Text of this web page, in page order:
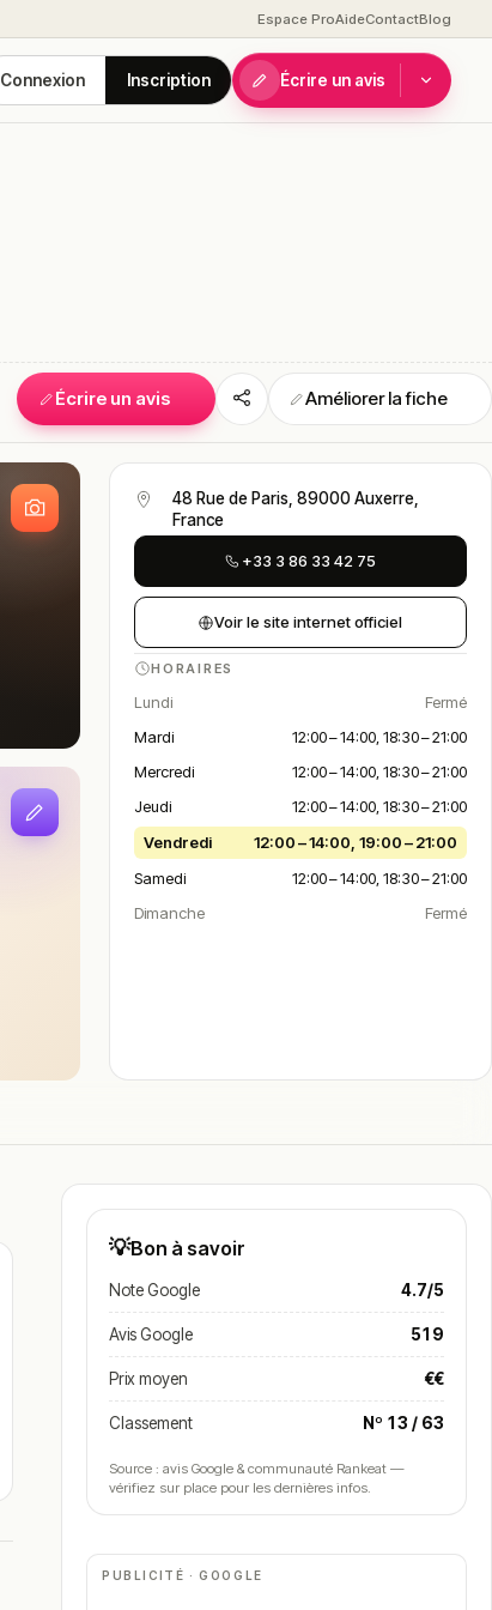
Espace ProAideContactBlog
Connexion Inscription Écrire un avis
Écrire un avis Améliorer la fiche
48 Rue de Paris, 89000 Auxerre,
France
+33 3 86 33 42 75
Voir le site internet officiel
HORAIRES
Lundi
Fermé
Mardi
12:00 – 14:00, 18:30 – 21:00
Mercredi
12:00 – 14:00, 18:30 – 21:00
Jeudi
12:00 – 14:00, 18:30 – 21:00
Vendredi
12:00 – 14:00, 19:00 – 21:00
Samedi
12:00 – 14:00, 18:30 – 21:00
Dimanche
Fermé
💡Bon à savoir
Note Google 4.7/5
Avis Google 519
Prix moyen €€
Classement Nº 13 / 63
Source : avis Google & communauté Rankeat —
vérifiez sur place pour les dernières infos.
PUBLICITÉ · GOOGLE